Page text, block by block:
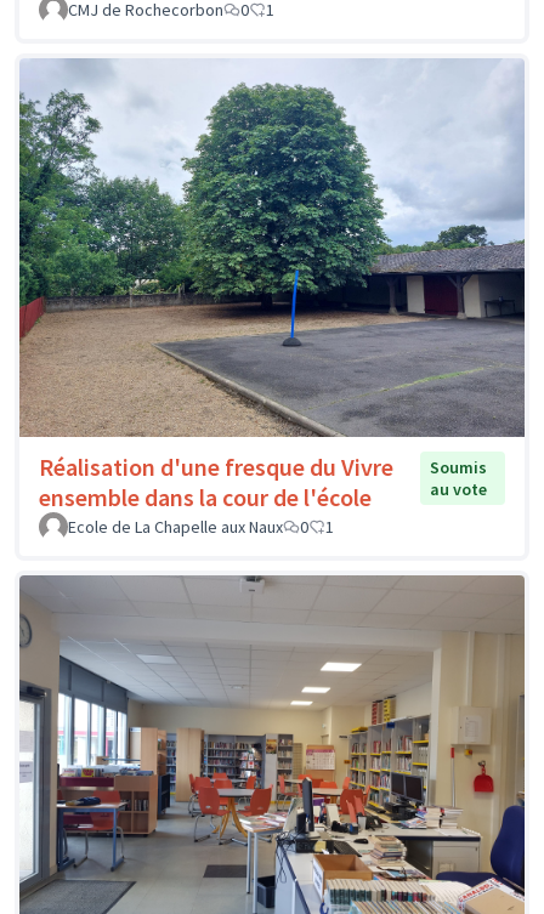
CMJ de Rochecorbon 0 1
Réalisation d'une fresque du Vivre
ensemble dans la cour de l'école
Soumis
au vote
Ecole de La Chapelle aux Naux
0 1